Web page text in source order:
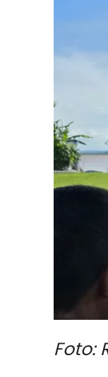
Foto: